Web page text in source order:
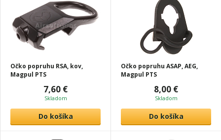
Očko popruhu RSA, kov,
Magpul PTS
7,60 €
Skladom
Do košíka
Očko popruhu ASAP, AEG,
Magpul PTS
8,00 €
Skladom
Do košíka